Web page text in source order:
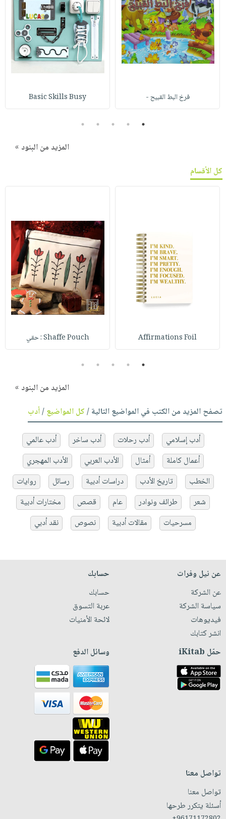
فرخ البط القبيح - Basic Skills Busy
1
2
3
4
5
المزيد من البنود »
كل الأقسام
Affirmations Foil Shaffe Pouch : حقي
1
2
3
4
5
المزيد من البنود »
تصفح المزيد من الكتب في المواضيع التالية /كل المواضيع/أدب
أدب إسلامي أدب رحلات أدب ساخر
أدب عالمي
أعمال كاملة
أمثال الأدب العربي
الأدب المهجري
الخطب
تاريخ الأدب دراسات أدبية رسائل
روايات
شعر
طرائف ونوادر عام قصص
مختارات أدبية
مسرحيات
مقالات أدبية نصوص نقد أدبي
عن نيل وفرات
عن الشركة
سياسة الشركة
فيديوهات
انشر كتابك
حسابك
حسابك
عربة التسوق
لائحة الأمنيات
حمّل iKitab وسائل الدفع
تواصل معنا
تواصل معنا
أسئلة يتكرر طرحها